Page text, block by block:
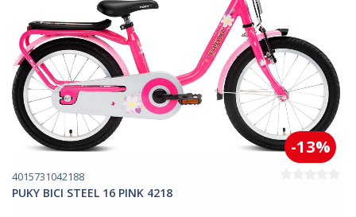
4015731042188
PUKY BICI STEEL 16 PINK 4218
-13%